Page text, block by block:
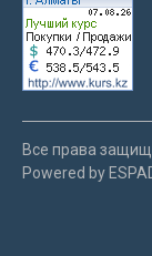
Все права
Powered by